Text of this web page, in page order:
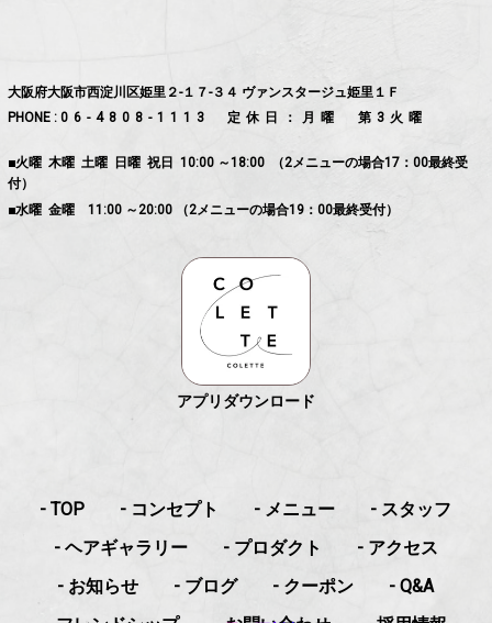
大阪府大阪市西淀川区姫里２-１７-３４ ヴァンスタージュ姫里１Ｆ
PHONE : 06-4808-1113 定休日：月曜 第3火曜
■火曜 木曜 土曜 日曜 祝日 10:00 ～18:00 （2メニューの場合17：00最終受
付）
■水曜 金曜 11:00 ～20:00 （2メニューの場合19：00最終受付）
アプリダウンロード
- TOP - コンセプト - メニュー
- スタッフ
- ヘアギャラリー
- プロダクト
- アクセス
- お知らせ
- ブログ - クーポン
- Q&A